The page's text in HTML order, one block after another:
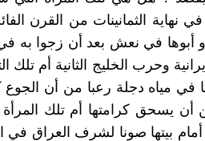
نهاية الثمانينات من القرن
أو أبوها في نعش بعد أن زجوا به
وحرب الخليج الثانية أم تلك
مياه دجلة رعبا من أن الجوع
أن يسحق كرامتها أم تلك
بيتها صونا لشرف العراق في